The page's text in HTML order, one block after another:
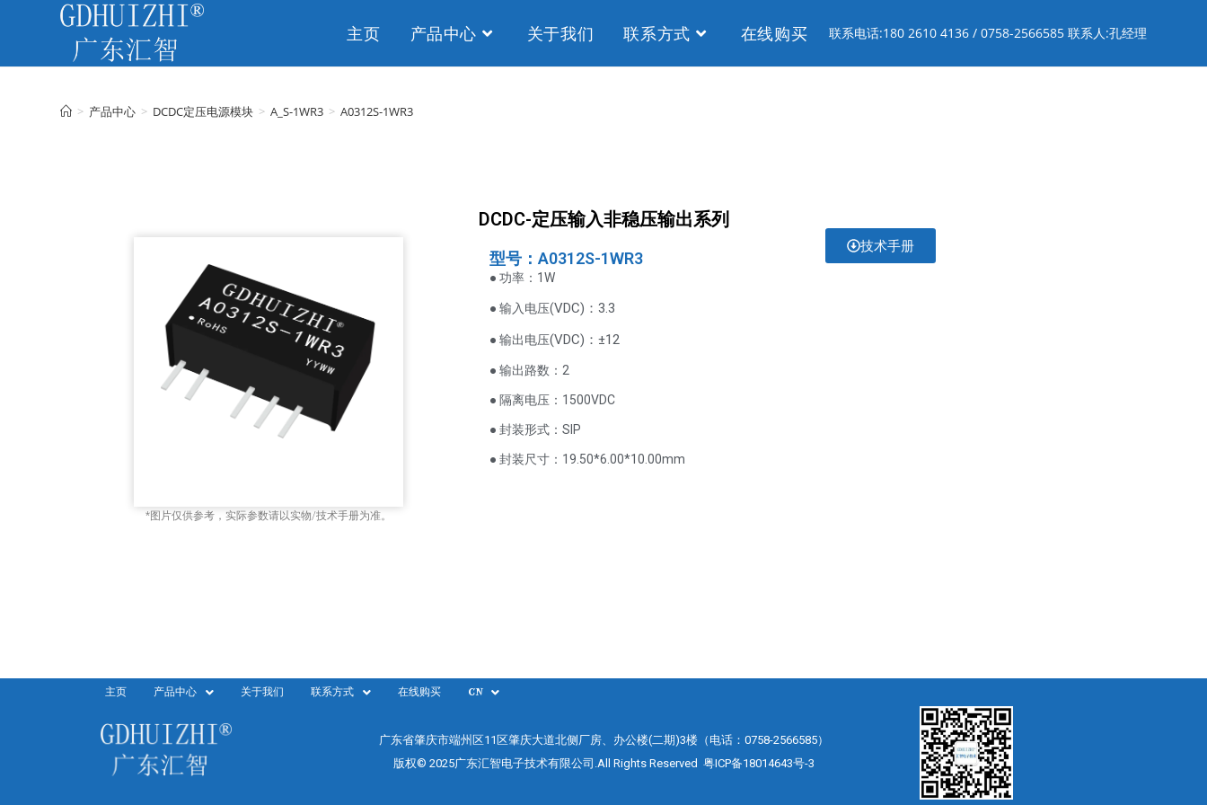
联系电话:180 2610 4136 / 0758-2566585 联系人:孔经理
主页 产品中心 关于我们 联系方式 在线购买
> 产品中心 > DCDC定压电源模块 > A_S-1WR3 > A0312S-1WR3
DCDC-定压输入非稳压输出系列
*图片仅供参考，实际参数请以实物/技术手册为准。
型号：A0312S-1WR3
● 功率：1W
● 输入电压(VDC)：3.3
● 输出电压(VDC) ：±12
● 输出路数：2
● 隔离电压：1500VDC
● 封装形式：SIP
● 封装尺寸：19.50*6.00*10.00mm
技术手册
主页 产品中心 关于我们 联系方式 在线购买 CN
广东省肇庆市端州区11区肇庆大道北侧厂房、办公楼(二期)3楼（电话：0758-2566585）
版权© 2025广东汇智电子技术有限公司.All Rights Reserved 粤ICP备18014643号-3